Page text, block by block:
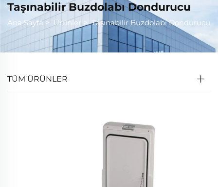
Taşınabilir Buzdolabı Dondurucu
Ana Sayfa > Ürünler >Taşınabilir Buzdolabı Dondurucu
TÜM ÜRÜNLER